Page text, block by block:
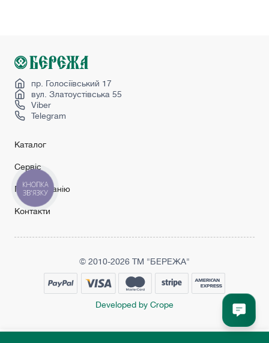
Ціни на двері міжкімнатні
Sliding doorsпр. Голосіївський 17
вул. Златоустівська 55
Viber
Telegram
Каталог
Сервіс
Про компанію
Контакти
© 2010-2026 ТМ "БЕРЕЖА"
Developed by Crope
КНОПКА
ЗВ'ЯЗКУ